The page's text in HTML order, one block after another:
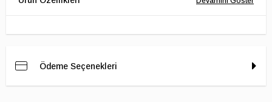
Ödeme Seçenekleri